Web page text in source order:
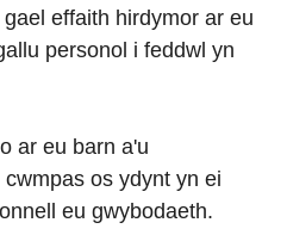
effaith hirdymor ar eu
personol i feddwl yn
ar eu barn a'u
os ydynt yn ei
eu gwybodaeth.